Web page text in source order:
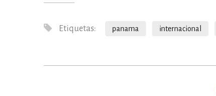
Etiquetas: panama internacional